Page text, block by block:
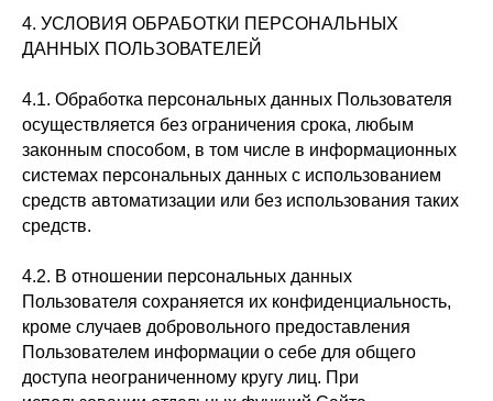
4. УСЛОВИЯ ОБРАБОТКИ ПЕРСОНАЛЬНЫХ
ДАННЫХ ПОЛЬЗОВАТЕЛЕЙ
4.1. Обработка персональных данных Пользователя
осуществляется без ограничения срока, любым
законным способом, в том числе в информационных
системах персональных данных с использованием
средств автоматизации или без использования таких
средств.
4.2. В отношении персональных данных
Пользователя сохраняется их конфиденциальность,
кроме случаев добровольного предоставления
Пользователем информации о себе для общего
доступа неограниченному кругу лиц. При